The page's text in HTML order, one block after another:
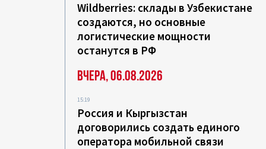
Wildberries: склады в Узбекистане
создаются, но основные
логистические мощности
останутся в РФ
Вчера, 06.08.2026
15:19
Россия и Кыргызстан
договорились создать единого
оператора мобильной связи